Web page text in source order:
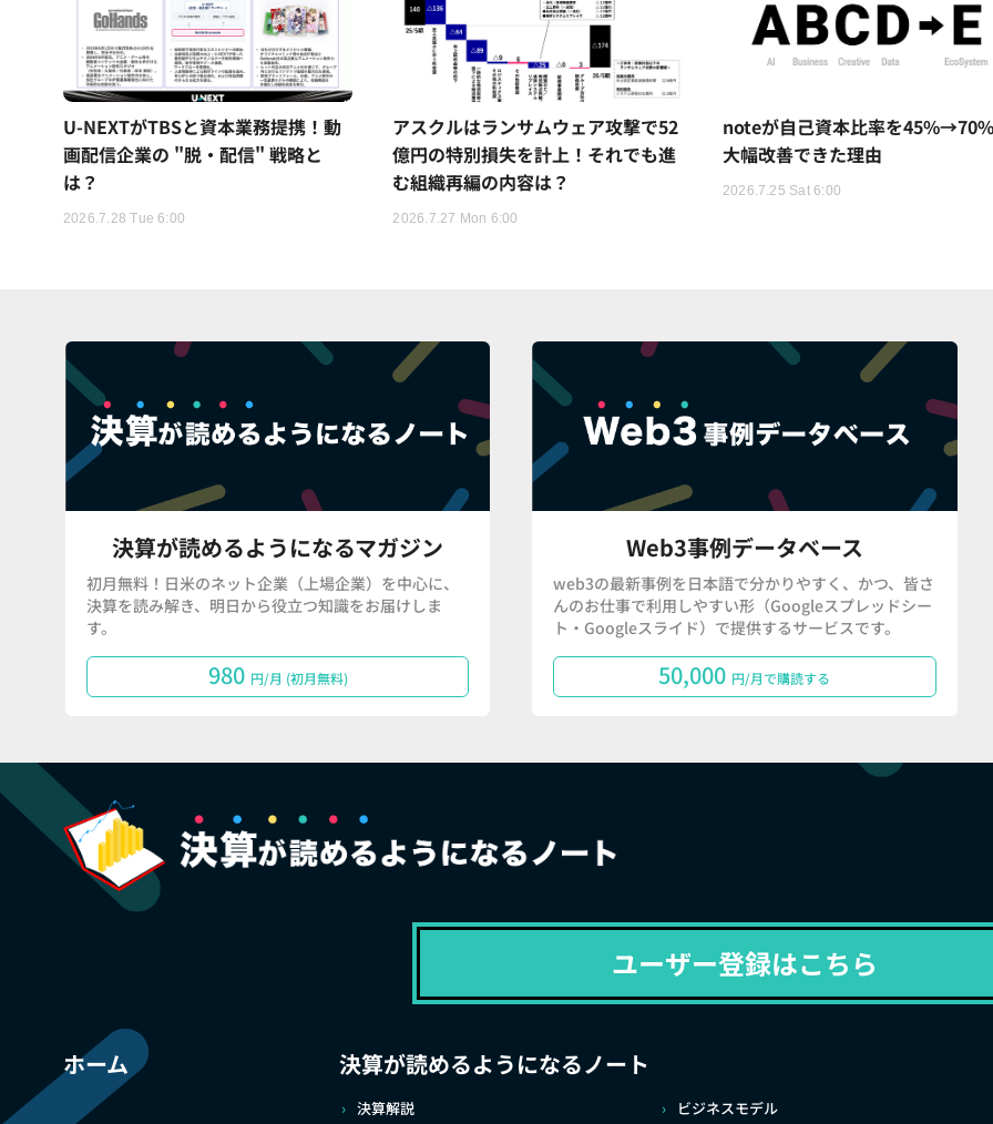
U-NEXTがTBSと資本業務提携！動
画配信企業の "脱・配信" 戦略と
は？
2026.7.28 Tue 6:00
アスクルはランサムウェア攻撃で52
億円の特別損失を計上！それでも進
む組織再編の内容は？
2026.7.27 Mon 6:00
noteが自己資本比率を
大幅改善できた理由
2026.7.25 Sat 6:00
決算が読めるようになるマガジン
初月無料！日米のネット企業（上場企業）を中心に、
決算を読み解き、明日から役立つ知識をお届けしま
す。
980 円/月 (初月無料)
Web3事例データベース
web3の最新事例を日本語で分かりやすく、かつ、皆さ
んのお仕事で利用しやすい形（Googleスプレッドシー
ト・Googleスライド）で提供するサービスです。
50,000 円/月で購読する
ユーザー登録はこちら
ホーム 決算が読めるようになるノート
決算解説 ビジネスモデル